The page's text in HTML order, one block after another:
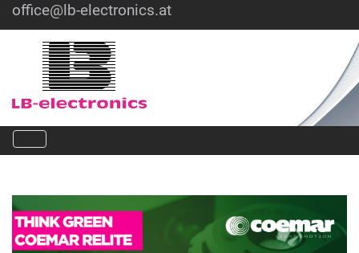
office@lb-electronics.at